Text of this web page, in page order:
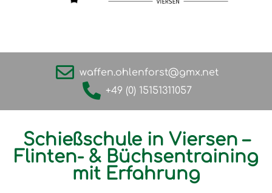
waffen.ohlenforst@gmx.net
+49 (0) 15151311057
Schießschule in Viersen –
Flinten- & Büchsentraining
mit Erfahrung